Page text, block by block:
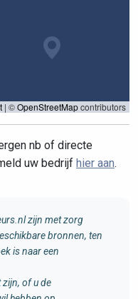
| ©OpenStreetMapcontributors
nb of directe
uw bedrijf hier aan.
zijn met zorg
bronnen, ten
is naar een
of u de